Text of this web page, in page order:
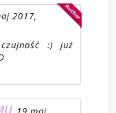
2017,
:) już